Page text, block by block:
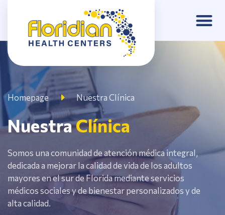
Homepage Nuestra Clínica
NuestraClínica
Somos una comunidad de atención médica integral,
dedicada a mejorar la calidad de vida de los adultos
mayores en el sur de Florida mediante servicios
médicos sociales y de bienestar personalizados y de
alta calidad.